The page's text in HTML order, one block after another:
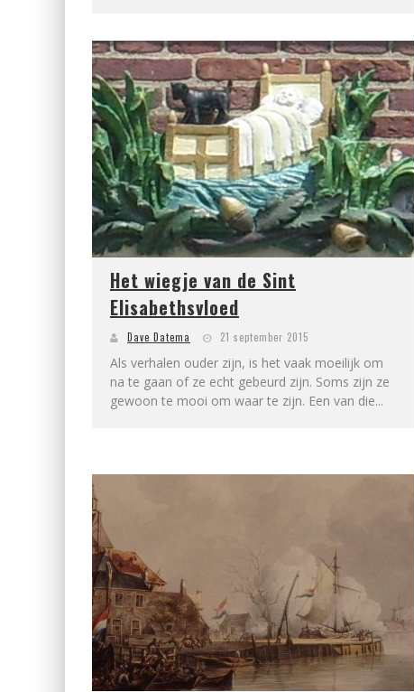
Het wiegje van de Sint
Elisabethsvloed
Dave Datema 21 september 2015
Als verhalen ouder zijn, is het vaak moeilijk om
na te gaan of ze echt gebeurd zijn. Soms zijn ze
gewoon te mooi om waar te zijn. Een van die...